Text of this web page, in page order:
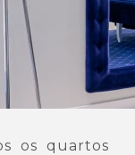
os quartos